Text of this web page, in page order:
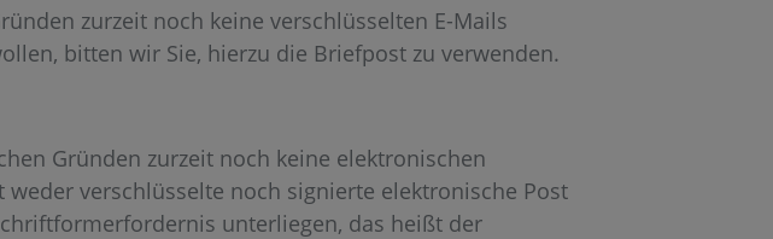
zurzeit noch keine verschlüsselten E-Mails
bitten wir Sie, hierzu die Briefpost zu verwenden.
Gründen zurzeit noch keine elektronischen
verschlüsselte noch signierte elektronische Post
unterliegen, das heißt der